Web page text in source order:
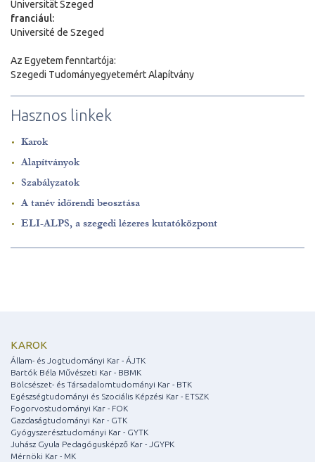
Universität Szeged
franciául:
Université de Szeged
Az Egyetem fenntartója:
Szegedi Tudományegyetemért Alapítvány
Hasznos linkek
Karok
Alapítványok
Szabályzatok
A tanév időrendi beosztása
ELI-ALPS, a szegedi lézeres kutatóközpont
KAROK
Állam- és Jogtudományi Kar - ÁJTK
Bartók Béla Művészeti Kar - BBMK
Bölcsészet- és Társadalomtudományi Kar - BTK
Egészségtudományi és Szociális Képzési Kar - ETSZK
Fogorvostudományi Kar - FOK
Gazdaságtudományi Kar - GTK
Gyógyszerésztudományi Kar - GYTK
Juhász Gyula Pedagógusképző Kar - JGYPK
Mérnöki Kar - MK